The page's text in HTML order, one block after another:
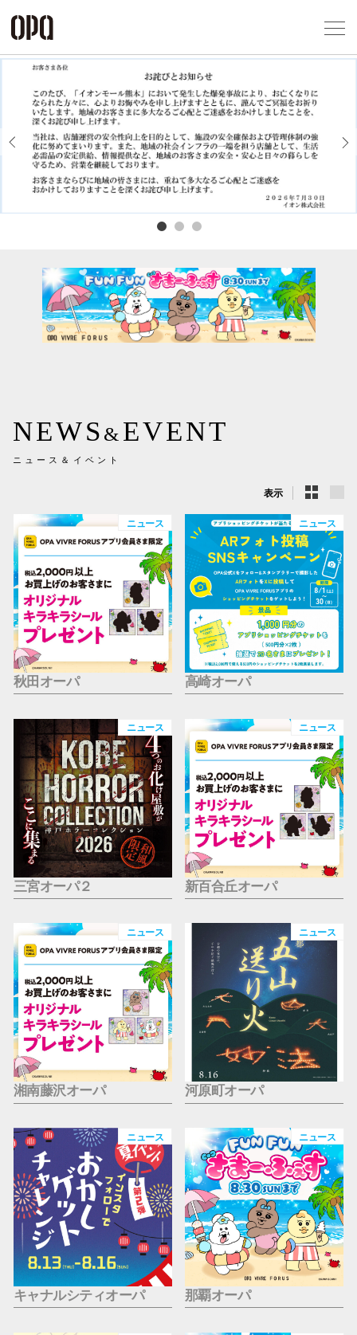
Previous
NEWS & EVENT
ニュース＆イベント
表示
ニュース
秋田オーパ
ニュース
高崎オーパ
ニュース
三宮オーパ２
ニュース
新百合丘オーパ
ニュース
湘南藤沢オーパ
ニュース
河原町オーパ
ニュース
キャナルシティオーパ
ニュース
那覇オーパ
企業情報
お問い合わせ
プライバシ
ソーシャル
横浜ビ